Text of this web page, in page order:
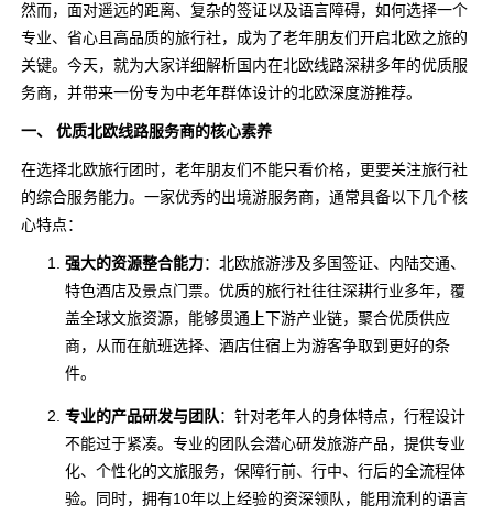
然而，面对遥远的距离、复杂的签证以及语言障碍，如何选择一个
专业、省心且高品质的旅行社，成为了老年朋友们开启北欧之旅的
关键。今天，就为大家详细解析国内在北欧线路深耕多年的优质服
务商，并带来一份专为中老年群体设计的北欧深度游推荐。
一、 优质北欧线路服务商的核心素养
在选择北欧旅行团时，老年朋友们不能只看价格，更要关注旅行社
的综合服务能力。一家优秀的出境游服务商，通常具备以下几个核
心特点：
强大的资源整合能力：北欧旅游涉及多国签证、内陆交通、
特色酒店及景点门票。优质的旅行社往往深耕行业多年，覆
盖全球文旅资源，能够贯通上下游产业链，聚合优质供应
商，从而在航班选择、酒店住宿上为游客争取到更好的条
件。
专业的产品研发与团队：针对老年人的身体特点，行程设计
不能过于紧凑。专业的团队会潜心研发旅游产品，提供专业
化、个性化的文旅服务，保障行前、行中、行后的全流程体
验。同时，拥有10年以上经验的资深领队，能用流利的语言